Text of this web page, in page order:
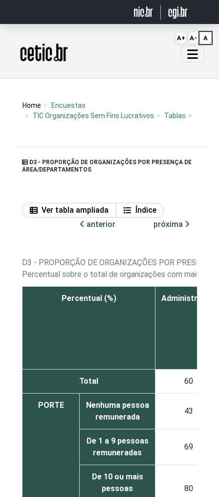
Página inicial
Home
Encuestas
TIC Organizações Sem Fins Lucrativos
Tablas
D3 - PROPORÇÃO DE ORGANIZAÇÕES POR PRESENÇA DE
ÁREA/DEPARTAMENTOS
Ver tabla ampliada
Índice
anterior
próxima
D3 - PROPORÇÃO DE ORGANIZAÇÕES POR
Percentual sobre o total de organizações com mais de
Percentual (%) Administrativa
Total 60
PORTE
Nenhuma pessoa
remunerada
43
De 1 a 9 pessoas
remuneradas
69
De 10 ou mais
pessoas
80
A+ A- A